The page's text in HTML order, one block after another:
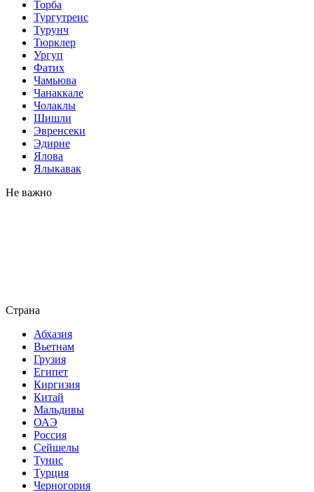
Торба
Тургутреис
Турунч
Тюрклер
Ургуп
Фатих
Чамьюва
Чанаккале
Чолаклы
Шишли
Эвренсеки
Эдирне
Ялова
Ялыкавак
Не важно
Страна
Абхазия
Вьетнам
Грузия
Египет
Киргизия
Китай
Мальдивы
ОАЭ
Россия
Сейшелы
Тунис
Турция
Черногория